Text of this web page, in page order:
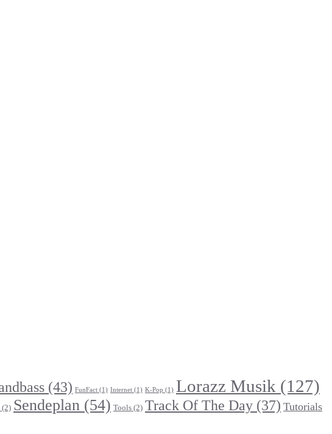
(43) FunFact (1) Internet (1) K-Pop (1) Lorazz Musik (127)
(2) Sendeplan (54) Tools (2) Track Of The Day (37) Tutorials